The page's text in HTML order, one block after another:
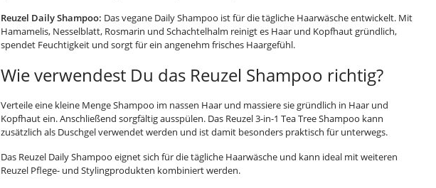
Reuzel Daily Shampoo: Das vegane Daily Shampoo ist für die tägliche Haarwäsche entwickelt. Mit
Hamamelis, Nesselblatt, Rosmarin und Schachtelhalm reinigt es Haar und Kopfhaut gründlich,
spendet Feuchtigkeit und sorgt für ein angenehm frisches Haargefühl.
Wie verwendest Du das Reuzel Shampoo richtig?
Verteile eine kleine Menge Shampoo im nassen Haar und massiere sie gründlich in Haar und
Kopfhaut ein. Anschließend sorgfältig ausspülen. Das Reuzel 3-in-1 Tea Tree Shampoo kann
zusätzlich als Duschgel verwendet werden und ist damit besonders praktisch für unterwegs.
Das Reuzel Daily Shampoo eignet sich für die tägliche Haarwäsche und kann ideal mit weiteren
Reuzel Pflege- und Stylingprodukten kombiniert werden.